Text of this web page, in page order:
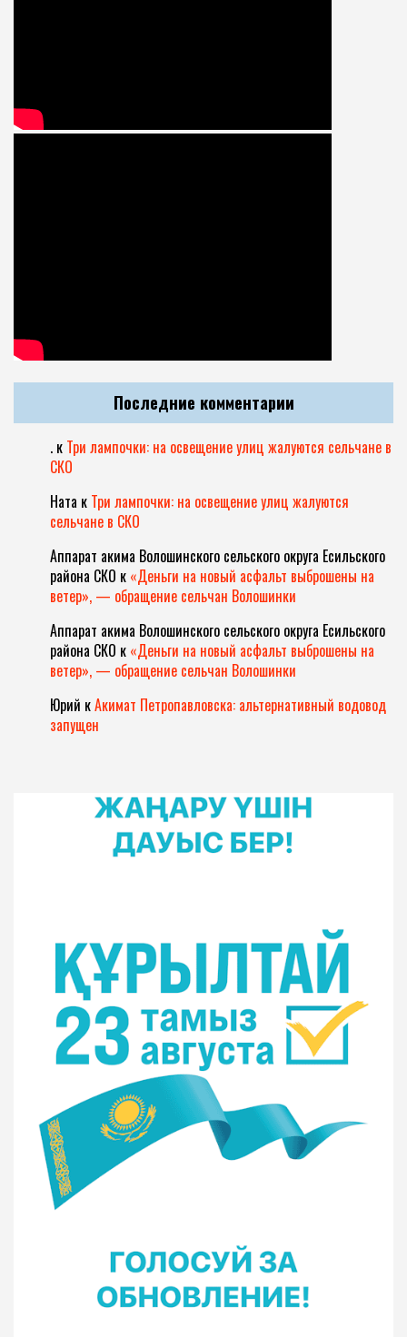
Последние комментарии
. к Три лампочки: на освещение улиц жалуются сельчане в
СКО
Ната к Три лампочки: на освещение улиц жалуются
сельчане в СКО
Аппарат акима Волошинского сельского округа Есильского
района СКО к «Деньги на новый асфальт выброшены на
ветер», — обращение сельчан Волошинки
Аппарат акима Волошинского сельского округа Есильского
района СКО к «Деньги на новый асфальт выброшены на
ветер», — обращение сельчан Волошинки
Юрий кАкимат Петропавловска: альтернативный водовод
запущен